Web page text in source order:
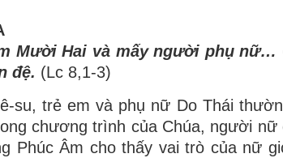
Mười Hai và mấy người phụ nữ…
đệ. (Lc 8,1-3)
su, trẻ em và phụ nữ Do Thái
chương trình của Chúa, người
Phúc Âm cho thấy vai trò của nữ